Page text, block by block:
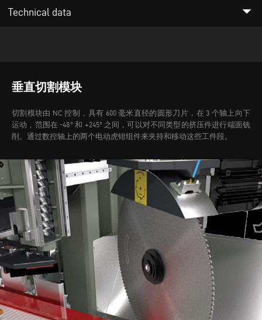
Technical data arrow_drop_down
垂直切割模块
切割模块由 NC 控制，具有 600 毫米直径的圆形刀片，在 3 个轴上向下
运动，范围在 -48° 和 +245° 之间，可以对不同类型的挤压件进行端面铣
削。通过数控轴上的两个电动虎钳组件来夹持和移动这些工件段。